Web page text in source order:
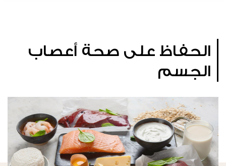
الحفاظ على صحة أعصاب
الجسم